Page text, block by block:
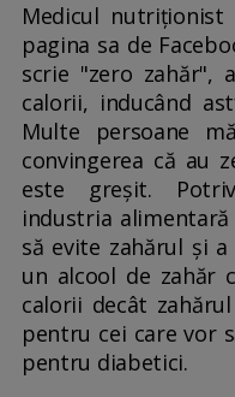
Medicul
pagina sa de
scrie "zero zahăr",
calorii, inducând
Multe persoane
convingerea că au
este greșit.
industria
să evite zahărul și
un alcool de zahăr
calorii decât
pentru cei care vor
pentru diabetici.